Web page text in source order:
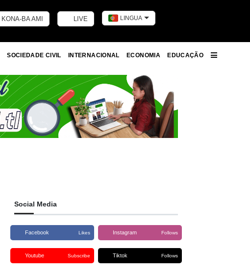
KONA-BA AMI LIVE LINGUA
SOCIEDADE CIVIL INTERNACIONAL ECONOMIA
EDUCAÇÃO
Social Media
Facebook Likes Instagram Follows
Youtube Subscribe Tiktok Follows